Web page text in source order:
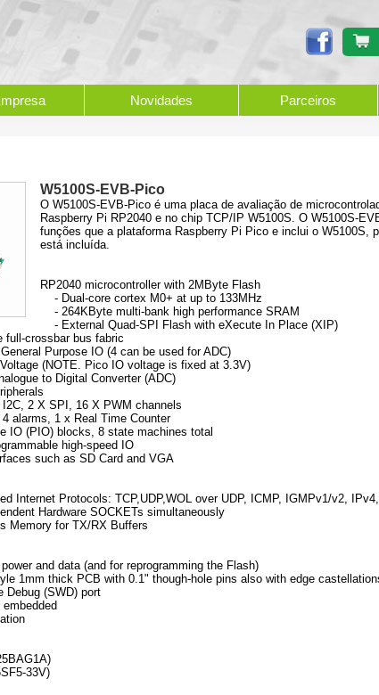
Novidades Parceiros
W5100S-EVB-Pico
O W5100S-EVB-Pico é uma placa de avaliação de
Raspberry Pi RP2040 e no chip TCP/IP W5100S. O W5100S-
funções que a plataforma Raspberry Pi Pico e inclui o W5100S,
está incluída.
RP2040 microcontroller with 2MByte Flash
- Dual-core cortex M0+ at up to 133MHz
- 264KByte multi-bank high performance SRAM
- External Quad-SPI Flash with eXecute In Place (XIP)
crossbar bus fabric
Purpose IO (4 can be used for ADC)
(NOTE. Pico IO voltage is fixed at 3.3V)
to Digital Converter (ADC)
2 X SPI, 16 X PWM channels
1 x Real Time Counter
IO (PIO) blocks, 8 state machines total
high-speed IO
such as SD Card and VGA
Internet Protocols: TCP,UDP,WOL over UDP, ICMP, IGMPv1/v2,
Hardware SOCKETs simultaneously
Memory for TX/RX Buffers
and data (and for reprogramming the Flash)
1mm thick PCB with 0.1" though-hole pins also with edge
Debug (SWD) port
33V)